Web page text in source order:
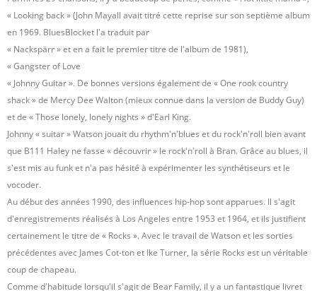
« Looking back » (John Mayall avait titré cette reprise sur son septième album
en 1969. BluesBlocket l'a traduit par
« Nackspärr » et en a fait le premier titre de l'album de 1981),
« Gangster of Love
« Johnny Guitar ». De bonnes versions également de « One rook country
shack » de Mercy Dee Walton (mieux connue dans la version de Buddy Guy)
et de « Those lonely, lonely nights » d'Earl King.
Johnny « suitar » Watson jouait du rhythm'n'blues et du rock'n'roll bien avant
que B111 Haley ne fasse « découvrir » le rock'n'roll à Bran. Grâce au blues, il
s'est mis au funk et n'a pas hésité à expérimenter les synthétiseurs et le
vocoder.
Au début des années 1990, des influences hip-hop sont apparues. Il s'agit
d'enregistrements réalisés à Los Angeles entre 1953 et 1964, et ils justifient
certainement le titre de « Rocks ». Avec le travail de Watson et les sorties
précédentes avec James Cot-ton et Ike Turner, la série Rocks est un véritable
coup de chapeau.
Comme d'habitude lorsqu'il s'agit de Bear Family, il y a un fantastique livret